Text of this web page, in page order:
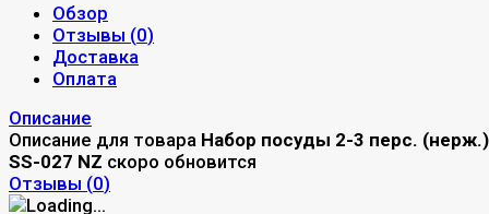
Обзор
Отзывы (0)
Доставка
Оплата
Описание
Описание для товара Набор посуды 2-3 перс. (нерж.)
SS-027 NZ скоро обновится
Отзывы (0)